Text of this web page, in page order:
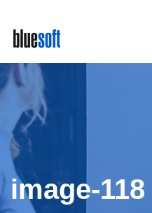
main
content
image-118